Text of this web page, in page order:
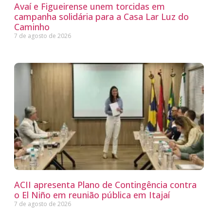
Avaí e Figueirense unem torcidas em
campanha solidária para a Casa Lar Luz do
Caminho
7 de agosto de 2026
ACII apresenta Plano de Contingência contra
o El Niño em reunião pública em Itajaí
7 de agosto de 2026